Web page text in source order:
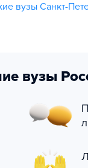
вузы Санкт-
вузы